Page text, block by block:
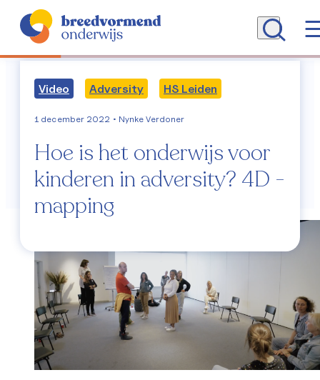
Breedvormend Onderwijs
Programma (WCD)
Video Adversity HS Leiden
1 december 2022 • Nynke Verdoner
Hoe is het onderwijs voor
kinderen in adversity? 4D -
mapping